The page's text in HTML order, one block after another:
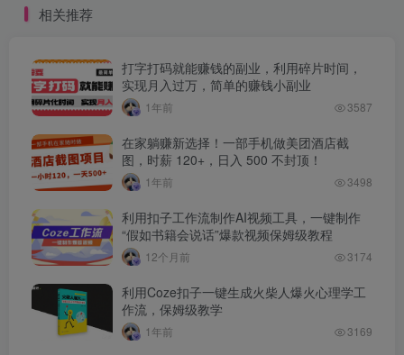
相关推荐
打字打码就能赚钱的副业，利用碎片时间，
实现月入过万，简单的赚钱小副业
1年前 3587
在家躺赚新选择！一部手机做美团酒店截
图，时薪 120+，日入 500 不封顶！
1年前 3498
利用扣子工作流制作AI视频工具，一键制作
“假如书籍会说话”爆款视频保姆级教程
12个月前 3174
利用Coze扣子一键生成火柴人爆火心理学工
作流，保姆级教学
1年前 3169